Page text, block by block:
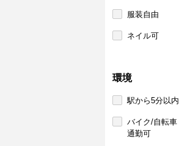
服装自由
ネイル可
環境
駅から5分以内
バイク/自転車
通勤可